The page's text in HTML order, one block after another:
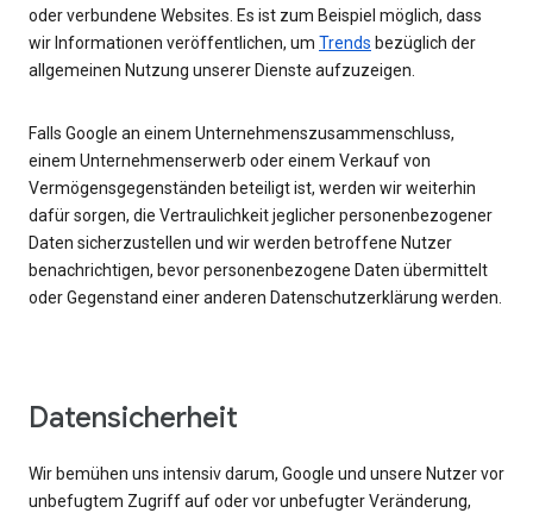
oder verbundene Websites. Es ist zum Beispiel möglich, dass
wir Informationen veröffentlichen, um Trends bezüglich der
allgemeinen Nutzung unserer Dienste aufzuzeigen.
Falls Google an einem Unternehmenszusammenschluss,
einem Unternehmenserwerb oder einem Verkauf von
Vermögensgegenständen beteiligt ist, werden wir weiterhin
dafür sorgen, die Vertraulichkeit jeglicher personenbezogener
Daten sicherzustellen und wir werden betroffene Nutzer
benachrichtigen, bevor personenbezogene Daten übermittelt
oder Gegenstand einer anderen Datenschutzerklärung werden.
Datensicherheit
Wir bemühen uns intensiv darum, Google und unsere Nutzer vor
unbefugtem Zugriff auf oder vor unbefugter Veränderung,